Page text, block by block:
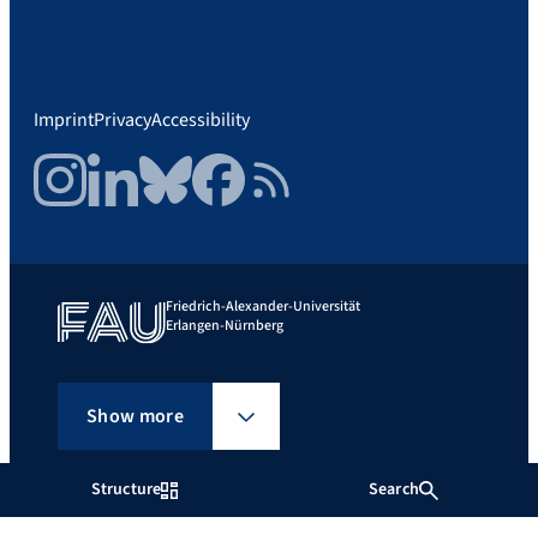
Structure Search
ImprintPrivacyAccessibility
InstagramLinkedInBlueskyFacebookRSS Feed
Friedrich-Alexander-Universität
Erlangen-Nürnberg
Show more